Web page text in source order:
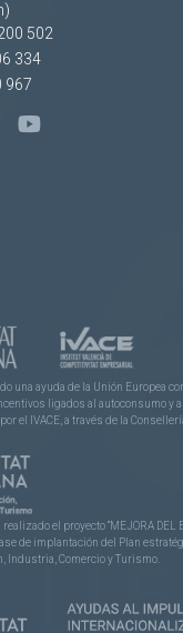
502
334
967
una ayuda de la Unión Europea
ligados al autoconsumo y
el IVACE, a través de la
realizado el proyecto “MEJORA
de implantación del Plan
Industria, Comercio y Turismo.